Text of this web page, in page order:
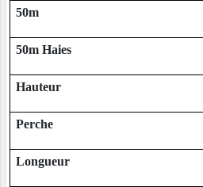
50m
50m Haies
Hauteur
Perche
Longueur